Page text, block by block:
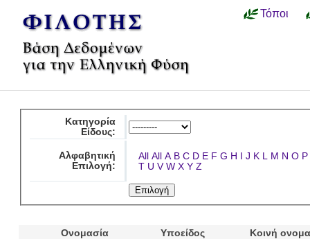
Τόποι
Κατηγορία
Είδους:
Αλφαβητική
Επιλογή:
All All A B C D E F G H I J K L M N O P
T U V W X Y Z
Ονομασία Υποείδος
Κοινή